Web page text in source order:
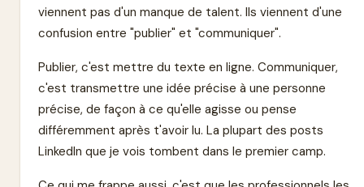
viennent pas d'un manque de talent. Ils viennent d'une
confusion entre "publier" et "communiquer".
Publier, c'est mettre du texte en ligne. Communiquer,
c'est transmettre une idée précise à une personne
précise, de façon à ce qu'elle agisse ou pense
différemment après t'avoir lu. La plupart des posts
LinkedIn que je vois tombent dans le premier camp.